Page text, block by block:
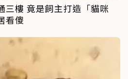
三樓 竟是飼主打造「貓咪
看傻